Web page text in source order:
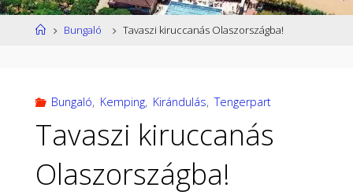
Kezdőlap
Bungaló Tavaszi kiruccanás Olaszországba!
Bungaló, Kemping, Kirándulás, Tengerpart
Tavaszi kiruccanás
Olaszországba!